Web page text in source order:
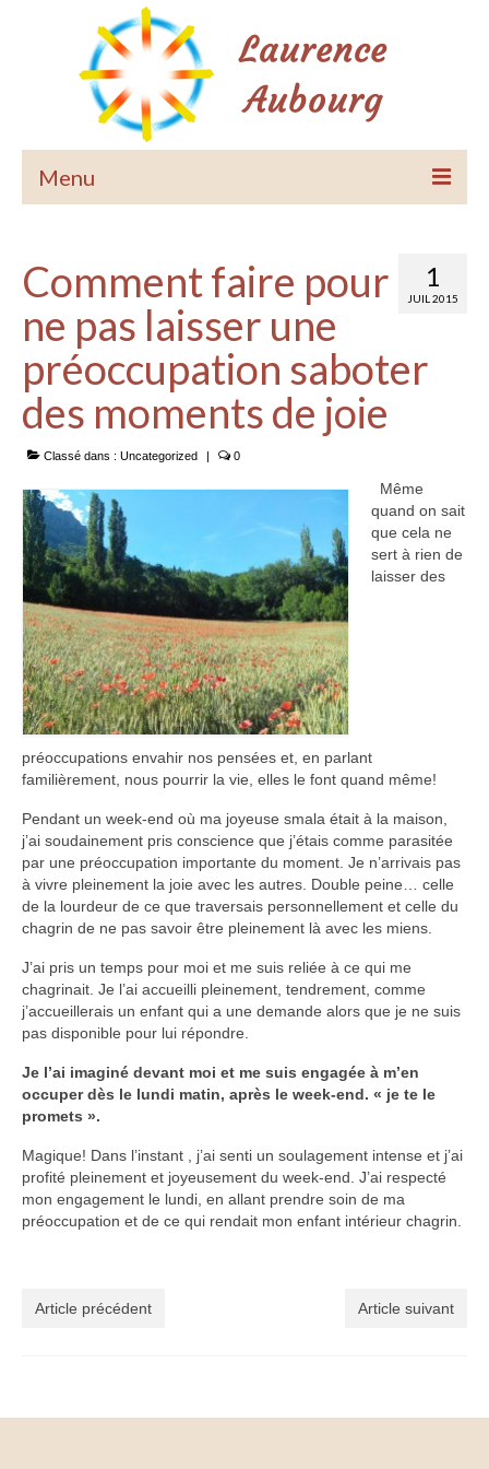
Menu
Le Pardon de Soi
Méditations guidées
Accompagnements
Equilibrage habitat
Les Accords Toltèques
Articles
Contact
A mon propos
1
JUIL 2015
Comment faire pour
ne pas laisser une
préoccupation saboter
des moments de joie
Classé dans : Uncategorized | 0
Même
quand on sait
que cela ne
sert à rien de
laisser des
préoccupations envahir nos pensées et, en parlant
familièrement, nous pourrir la vie, elles le font quand même!
Pendant un week-end où ma joyeuse smala était à la maison,
j’ai soudainement pris conscience que j’étais comme parasitée
par une préoccupation importante du moment. Je n’arrivais pas
à vivre pleinement la joie avec les autres. Double peine… celle
de la lourdeur de ce que traversais personnellement et celle du
chagrin de ne pas savoir être pleinement là avec les miens.
J’ai pris un temps pour moi et me suis reliée à ce qui me
chagrinait. Je l’ai accueilli pleinement, tendrement, comme
j’accueillerais un enfant qui a une demande alors que je ne suis
pas disponible pour lui répondre.
Je l’ai imaginé devant moi et me suis engagée à m’en
occuper dès le lundi matin, après le week-end. « je te le
promets ».
Magique! Dans l’instant , j’ai senti un soulagement intense et j’ai
profité pleinement et joyeusement du week-end. J’ai respecté
mon engagement le lundi, en allant prendre soin de ma
préoccupation et de ce qui rendait mon enfant intérieur chagrin.
Article précédent Article suivant